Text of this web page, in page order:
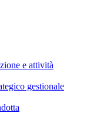
e attività
gestionale